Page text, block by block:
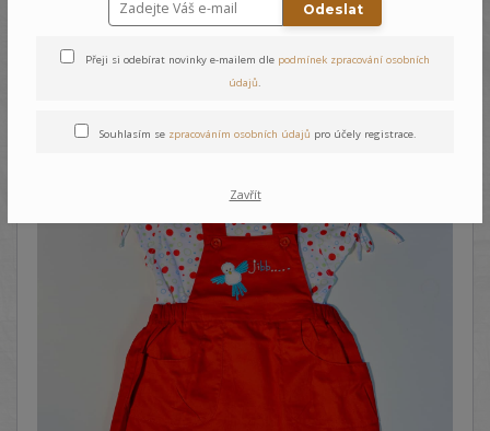
Dětský komplet Ptáček
Odeslat
Přeji si odebírat novinky e-mailem dle podmínek zpracování osobních
údajů.
Souhlasím se zpracováním osobních údajů pro účely registrace.
Zavřít